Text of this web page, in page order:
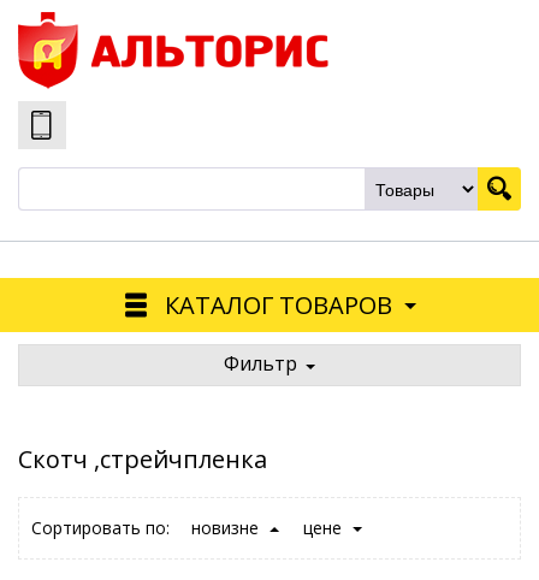
КАТАЛОГ ТОВАРОВ
Фильтр
Скотч ,стрейчпленка
Сортировать по: новизне цене